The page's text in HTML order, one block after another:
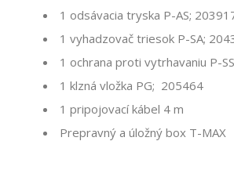
1 odsávacia tryska P-AS;
1 vyhadzovač triesok P-SA;
1 ochrana proti vytrhavaniu P-
1 klzná vložka PG; 205464
1 pripojovací kábel 4 m
Prepravný a úložný box T-MAX